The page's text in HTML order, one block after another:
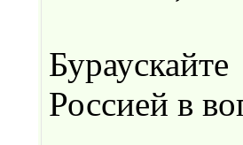
Россией в